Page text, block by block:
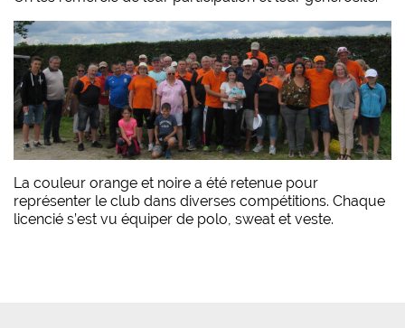
La couleur orange et noire a été retenue pour
représenter le club dans diverses compétitions. Chaque
licencié s’est vu équiper de polo, sweat et veste.